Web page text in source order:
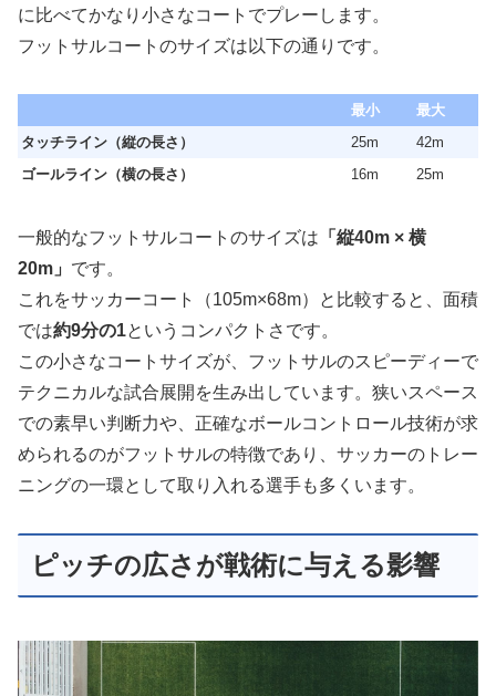
に比べてかなり小さなコートでプレーします。
フットサルコートのサイズは以下の通りです。
最小
最大
タッチライン（縦の長さ）
25m
42m
ゴールライン（横の長さ）
16m 25m
一般的なフットサルコートのサイズは 「縦40m × 横
20m」 です。
これをサッカーコート（105m×68m）と比較すると、面積
では約9分の1というコンパクトさです。
この小さなコートサイズが、フットサルのスピーディーで
テクニカルな試合展開を生み出しています。狭いスペース
での素早い判断力や、正確なボールコントロール技術が求
められるのがフットサルの特徴であり、サッカーのトレー
ニングの一環として取り入れる選手も多くいます。
ピッチの広さが戦術に与える影響